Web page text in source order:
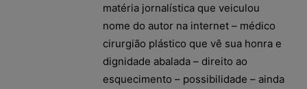
matéria jornalística que veiculou
nome do autor na internet – médico
cirurgião plástico que vê sua honra e
dignidade abalada – direito ao
esquecimento – possibilidade – ainda